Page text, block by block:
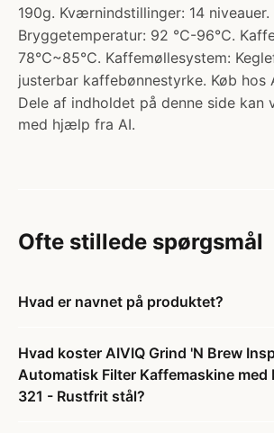
190g. Kværnindstillinger: 14 niveauer.
Bryggetemperatur: 92 ℃-96℃.
78℃~85℃. Kaffemøllesystem:
justerbar kaffebønnestyrke. Køb hos
Dele af indholdet på denne side kan
med hjælp fra AI.
Ofte stillede spørgsmål
Hvad er navnet på produktet?
Hvad koster AIVIQ Grind 'N Brew
Automatisk Filter Kaffemaskine
321 - Rustfrit stål?